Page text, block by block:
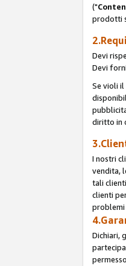
("
prodotti
Devi
Devi
Se violi il
diritto in
I nostri
vendita,
tali
clienti
problemi
Dichiari,